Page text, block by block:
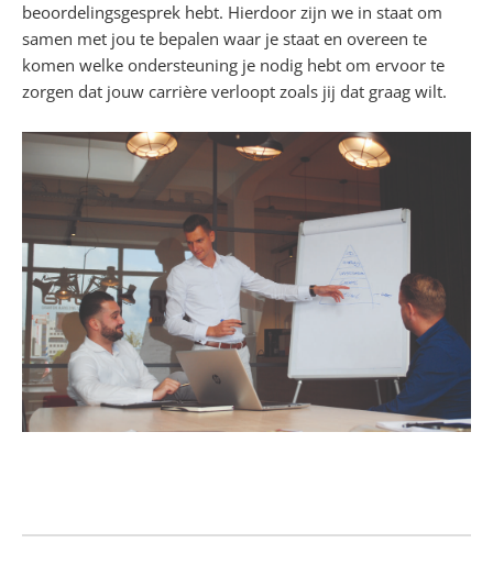
beoordelingsgesprek hebt. Hierdoor zijn we in staat om
samen met jou te bepalen waar je staat en overeen te
komen welke ondersteuning je nodig hebt om ervoor te
zorgen dat jouw carrière verloopt zoals jij dat graag wilt.